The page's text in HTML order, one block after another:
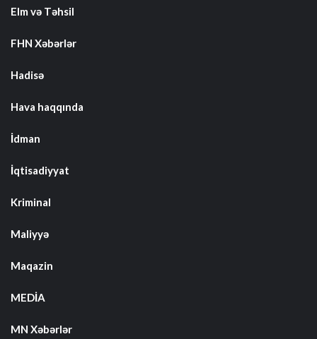
Elm və Təhsil
FHN Xəbərlər
Hadisə
Hava haqqında
İdman
İqtisadiyyat
Kriminal
Maliyyə
Maqazin
MEDİA
MN Xəbərlər